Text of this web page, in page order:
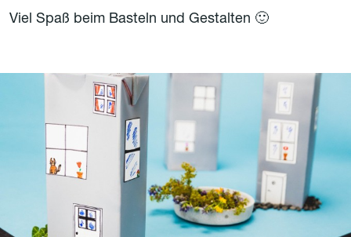
Viel Spaß beim Basteln und Gestalten 🙂